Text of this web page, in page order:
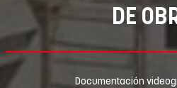
DE
Documentación